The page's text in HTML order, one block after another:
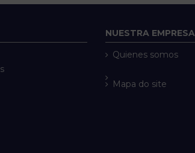
NUESTRA EMPRESA
Quienes somos
Mapa do site